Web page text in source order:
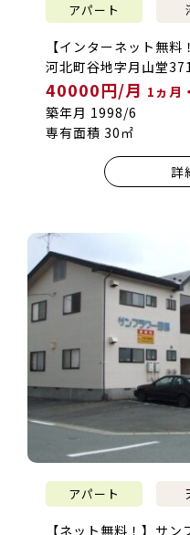
アパート
【インターネット無
河北町谷地字月山堂
40000円/月 1ヵ月
築年月 1998/6
専有面積 30㎡
詳
アパート
【ネット無料！】サ